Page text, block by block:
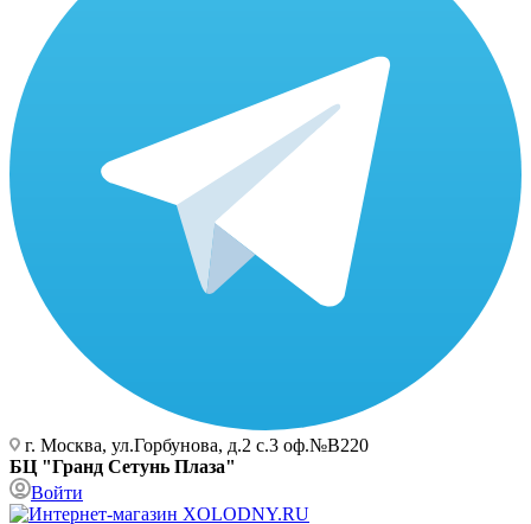
г. Москва, ул.Горбунова, д.2 с.3 оф.№В220
БЦ "Гранд Сетунь Плаза"
Войти